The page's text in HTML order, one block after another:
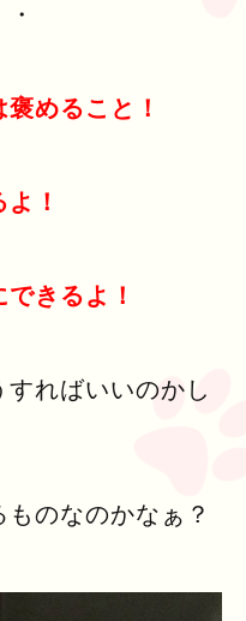
めること！
！
きるよ！
ればいいのかし
のなのかなぁ？